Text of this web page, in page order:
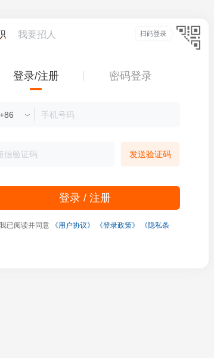
我要招人
登录/注册 密码登录
发送验证码
登录 / 注册
我已阅读并同意 《用户协议》 《登录政策》
《隐私条